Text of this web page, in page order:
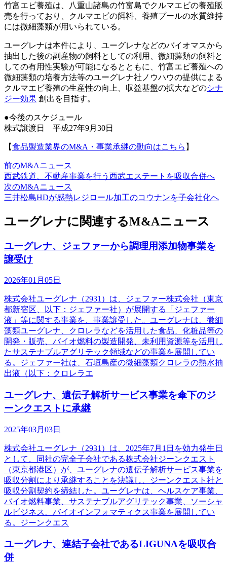
竹富エビ養殖は、八重山諸島の竹富島でクルマエビの養殖販
売を行っており、クルマエビの餌料、養殖プールの水質維持
には微細藻類が用いられている。
ユーグレナは本件により、ユーグレナなどのバイオマスから
抽出した後の副産物の飼料としての利用、微細藻類の飼料と
しての有用性実験が可能になるとともに、竹富エビ養殖への
微細藻類の培養方法等のユーグレナ社ノウハウの提供による
クルマエビ養殖の生産性の向上、収益基盤の拡大などのシナ
ジー効果 創出を目指す。
●今後のスケジュール
株式譲渡日 平成27年9月30日
【食品製造業界のM&A・事業承継の動向はこちら 】
前のM&Aニュース
西武鉄道、不動産事業を行う西武エステートを吸収合併へ
次のM&Aニュース
三井松島HDが感熱レジロール加工のコウナンを子会社化へ
ユーグレナに関連するM&Aニュース
ユーグレナ、ジェファーから調理用添加物事業を
譲受け
2026年01月05日
株式会社ユーグレナ（2931）は、ジェファー株式会社（東京
都新宿区、以下：ジェファー社）が展開する「ジェファー
液」等に関する事業を、事業譲受した。ユーグレナは、微細
藻類ユーグレナ、クロレラなどを活用した食品、化粧品等の
開発・販売、バイオ燃料の製造開発、未利用資源等を活用し
たサステナブルアグリテック領域などの事業を展開してい
る。ジェファー社は、石垣島産の微細藻類クロレラの熱水抽
出液（以下：クロレラエ
ユーグレナ、遺伝子解析サービス事業を傘下のジ
ーンクエストに承継
2025年03月03日
株式会社ユーグレナ（2931）は、2025年7月1日を効力発生日
として、同社の完全子会社である株式会社ジーンクエスト
（東京都港区）が、ユーグレナの遺伝子解析サービス事業を
吸収分割により承継することを決議し、ジーンクエスト社と
吸収分割契約を締結した。ユーグレナは、ヘルスケア事業、
バイオ燃料事業、サステナブルアグリテック事業、ソーシャ
ルビジネス、バイオインフォマティクス事業を展開してい
る。ジーンクエス
ユーグレナ、連結子会社であるLIGUNAを吸収合
併